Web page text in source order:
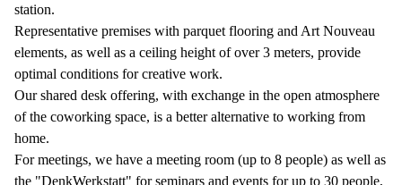
10 Zürich
station.
Representative premises with parquet flooring and Art Nouveau
elements, as well as a ceiling height of over 3 meters, provide
optimal conditions for creative work.
Our shared desk offering, with exchange in the open atmosphere
of the coworking space, is a better alternative to working from
home.
For meetings, we have a meeting room (up to 8 people) as well as
the "DenkWerkstatt" for seminars and events for up to 30 people,